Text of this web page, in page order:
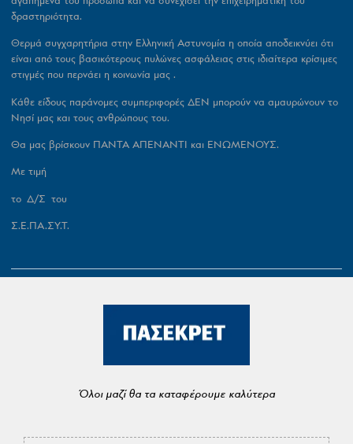
δραστηριότητα.
Θερμά συγχαρητήρια στην Ελληνική Αστυνομία η οποία αποδεικνύει ότι
είναι από τους βασικότερους πυλώνες ασφάλειας στις ιδιαίτερα κρίσιμες
στιγμές που περνάει η κοινωνία μας .
Κάθε είδους παράνομες συμπεριφορές ΔΕΝ μπορούν να αμαυρώνουν το
Νησί μας και τους ανθρώπους του.
Θα μας βρίσκουν ΠΑΝΤΑ ΑΠΕΝΑΝΤΙ και ΕΝΩΜΕΝΟΥΣ.
Με τιμή
το Δ/Σ του
Σ.Ε.ΠΑ.ΣΥ.Τ.
Όλοι μαζί θα τα καταφέρουμε καλύτερα